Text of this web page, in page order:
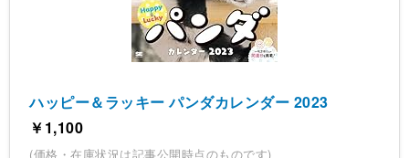
ハッピー＆ラッキー パンダカレンダー 2023
￥1,100
(価格・在庫状況は記事公開時点のものです)